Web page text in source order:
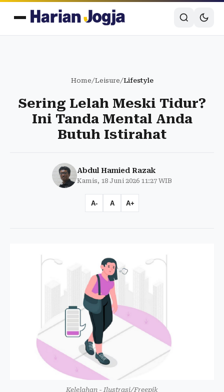
Home/Leisure/Lifestyle
Sering Lelah Meski Tidur?
Ini Tanda Mental Anda
Butuh Istirahat
Abdul Hamied Razak
Kamis, 18 Juni 2026 11:27 WIB
A- A A+
Kelelahan - Ilustrasi/Freepik